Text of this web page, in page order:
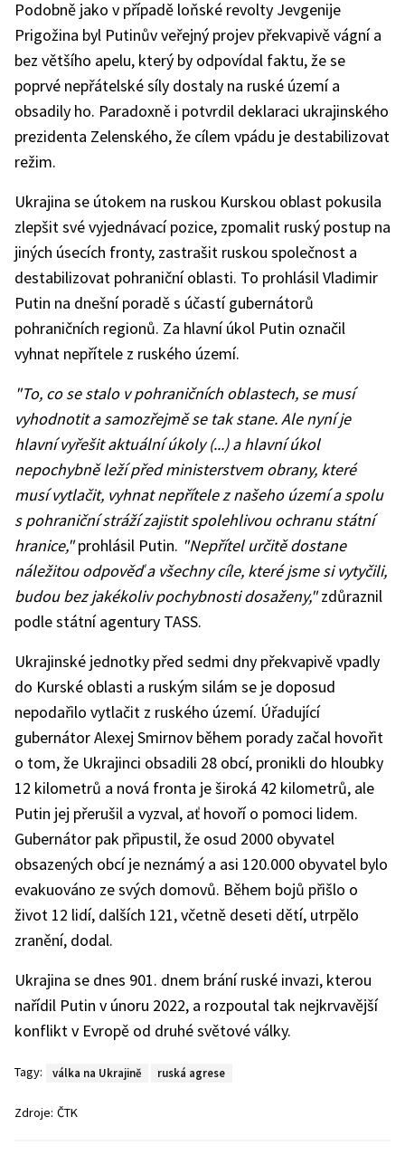
Podobně jako v případě loňské revolty Jevgenije
Prigožina byl Putinův veřejný projev překvapivě vágní a
bez většího apelu, který by odpovídal faktu, že se
poprvé nepřátelské síly dostaly na ruské území a
obsadily ho. Paradoxně i potvrdil deklaraci ukrajinského
prezidenta Zelenského, že cílem vpádu je destabilizovat
režim.
Ukrajina se útokem na ruskou Kurskou oblast pokusila
zlepšit své vyjednávací pozice, zpomalit ruský postup na
jiných úsecích fronty, zastrašit ruskou společnost a
destabilizovat pohraniční oblasti. To prohlásil Vladimir
Putin na dnešní poradě s účastí gubernátorů
pohraničních regionů. Za hlavní úkol Putin označil
vyhnat nepřítele z ruského území.
"To, co se stalo v pohraničních oblastech, se musí
vyhodnotit a samozřejmě se tak stane. Ale nyní je
hlavní vyřešit aktuální úkoly (...) a hlavní úkol
nepochybně leží před ministerstvem obrany, které
musí vytlačit, vyhnat nepřítele z našeho území a spolu
s pohraniční stráží zajistit spolehlivou ochranu státní
hranice,"prohlásil Putin. "Nepřítel určitě dostane
náležitou odpověď a všechny cíle, které jsme si vytyčili,
budou bez jakékoliv pochybnosti dosaženy,"zdůraznil
podle státní agentury TASS.
Ukrajinské jednotky před sedmi dny překvapivě vpadly
do Kurské oblasti a ruským silám se je doposud
nepodařilo vytlačit z ruského území. Úřadující
gubernátor Alexej Smirnov během porady začal hovořit
o tom, že Ukrajinci obsadili 28 obcí, pronikli do hloubky
12 kilometrů a nová fronta je široká 42 kilometrů, ale
Putin jej přerušil a vyzval, ať hovoří o pomoci lidem.
Gubernátor pak připustil, že osud 2000 obyvatel
obsazených obcí je neznámý a asi 120.000 obyvatel bylo
evakuováno ze svých domovů. Během bojů přišlo o
život 12 lidí, dalších 121, včetně deseti dětí, utrpělo
zranění, dodal.
Ukrajina se dnes 901. dnem brání ruské invazi, kterou
nařídil Putin v únoru 2022, a rozpoutal tak nejkrvavější
konflikt v Evropě od druhé světové války.
Tagy: válka na Ukrajině ruská agrese
Zdroje: ČTK